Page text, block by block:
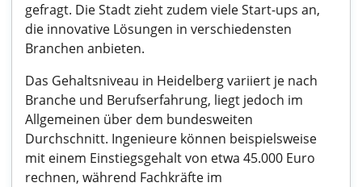
gefragt. Die Stadt zieht zudem viele Start-ups an,
die innovative Lösungen in verschiedensten
Branchen anbieten.
Das Gehaltsniveau in Heidelberg variiert je nach
Branche und Berufserfahrung, liegt jedoch im
Allgemeinen über dem bundesweiten
Durchschnitt. Ingenieure können beispielsweise
mit einem Einstiegsgehalt von etwa 45.000 Euro
rechnen, während Fachkräfte im